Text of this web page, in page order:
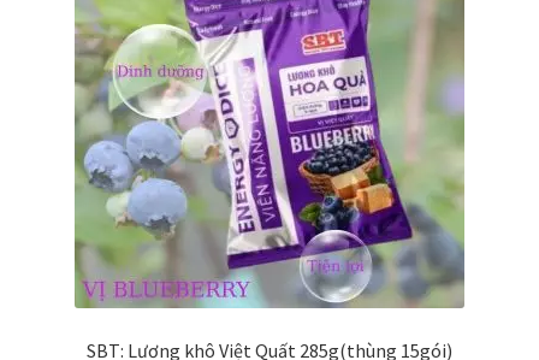
SBT: Lương khô Việt Quất 285g(thùng 15gói)